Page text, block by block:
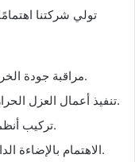
تولي شركتنا
مراقبة جودة الخرسانة والهياكل المعدنية بشكل مستمر.
تنفيذ أعمال العزل الحراري والتهوية وفق المواصفات العالمية.
تركيب أنظمة الإطفاء الذاتي والتحكم في الدخان.
الاهتمام بالإضاءة الداخلية والخارجية لضمان بيئة عمل آمنة.